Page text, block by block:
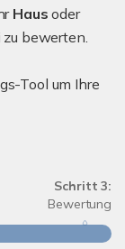
Haus oder
bewerten.
Tool um Ihre
Schritt 3:
Bewertung